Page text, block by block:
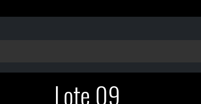
Lote 09